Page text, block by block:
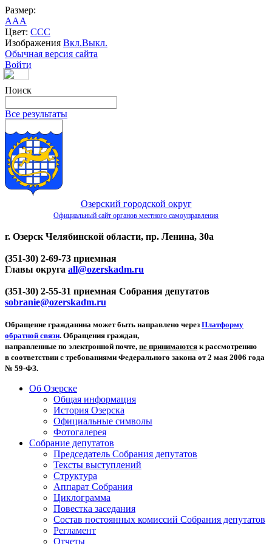
Размер:
AAA
Цвет: CCC
Изображения Вкл.Выкл.
Обычная версия сайта
Войти
Поиск
Все результаты
Озерский городской округ
Официальный сайт органов местного самоуправления
г. Озерск Челябинской области, пр. Ленина, 30а
(351-30) 2-69-73 приемная
Главы округа all@ozerskadm.ru
(351-30) 2-55-31 приемная Собрания депутатов
sobranie@ozerskadm.ru
Обращение гражданина может быть направлено через Платформу
обратной связи. Обращения граждан,
направленные по электронной почте, не принимаются к рассмотрению
в соответствии с требованиями Федерального закона от 2 мая 2006 года
№ 59-ФЗ.
Об Озерске
Общая информация
История Озерска
Официальные символы
Фотогалерея
Собрание депутатов
Председатель Собрания депутатов
Тексты выступлений
Структура
Аппарат Собрания
Циклограмма
Повестка заседания
Состав постоянных комиссий Собрания депутатов
Регламент
Отчеты